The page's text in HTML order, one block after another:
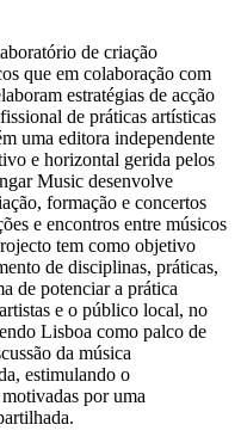
de criação
que em colaboração com
estratégias de acção
de práticas artísticas
uma editora independente
e horizontal gerida pelos
Music desenvolve
formação e concertos
e encontros entre músicos
tem como objetivo
de disciplinas, práticas,
de potenciar a prática
e o público local, no
Lisboa como palco de
da música
estimulando o
por uma